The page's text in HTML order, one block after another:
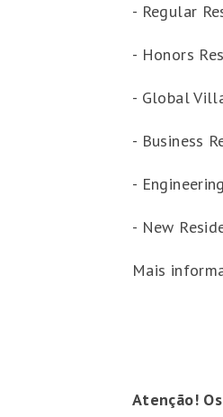
- Regular
- Honors
- Global
- Business
-
- New
Mais
Atenção!